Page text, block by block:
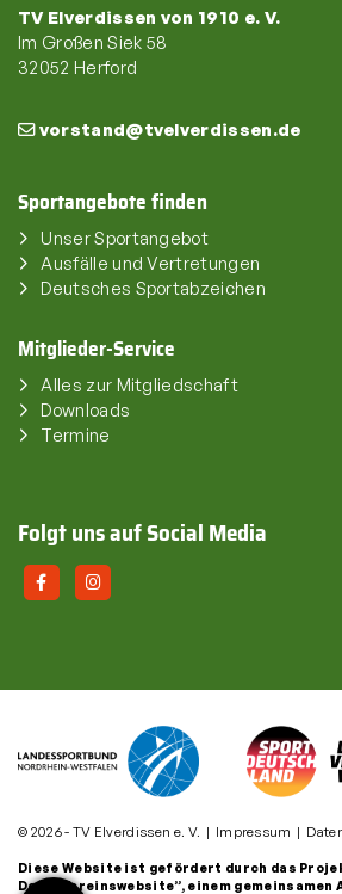
TV Elverdissen von 1910 e. V.
Im Großen Siek 58
32052 Herford
vorstand@tvelverdissen.de
Sportangebote finden
Unser Sportangebot
Ausfälle und Vertretungen
Deutsches Sportabzeichen
Mitglieder-Service
Alles zur Mitgliedschaft
Downloads
Termine
Folgt uns auf Social Media
© 2026 - TV Elverdissen e. V. | Impressum |
Diese Website ist gefördert durch das
Deine Vereinswebsite”, einem gemeinsamen